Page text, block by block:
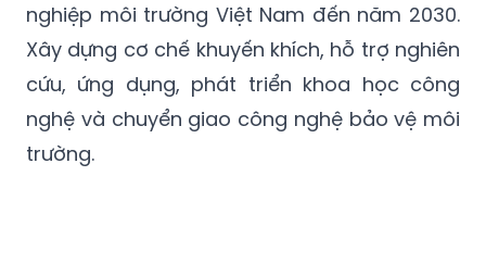
nghiệp môi trường Việt Nam đến năm 2030.
Xây dựng cơ chế khuyến khích, hỗ trợ nghiên
cứu, ứng dụng, phát triển khoa học công
nghệ và chuyển giao công nghệ bảo vệ môi
trường.